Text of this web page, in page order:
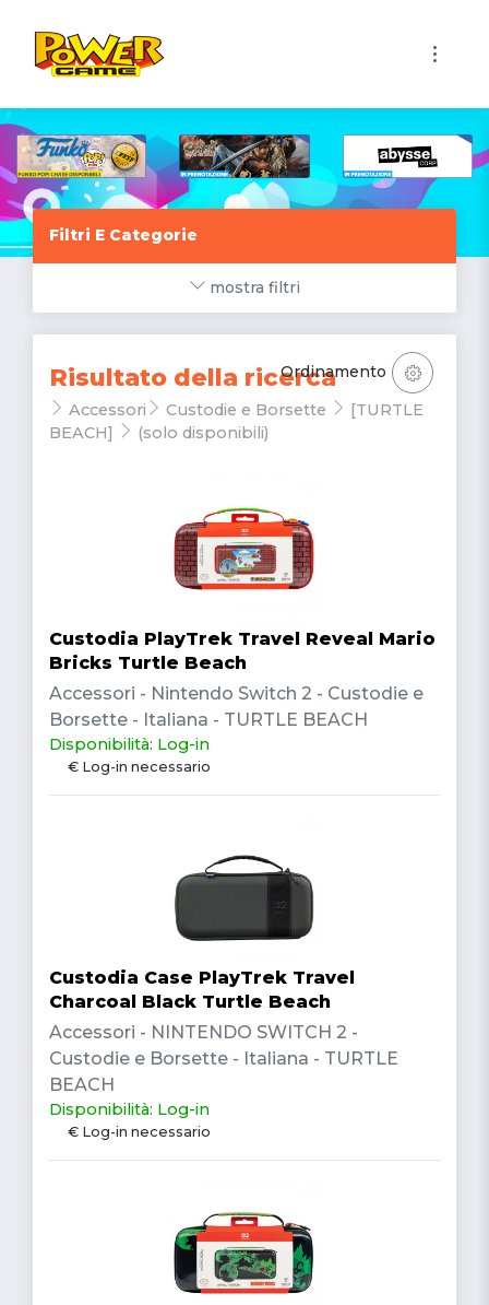
Filtri E Categorie
mostra filtri
Risultato della ricerca
Accessori Custodie e Borsette
[TURTLE
BEACH]
(solo disponibili)
Ordinamento
Custodia PlayTrek Travel Reveal Mario
Bricks Turtle Beach
Accessori - Nintendo Switch 2 - Custodie e
Borsette - Italiana - TURTLE BEACH
Disponibilità: Log-in
€ Log-in necessario
Custodia Case PlayTrek Travel
Charcoal Black Turtle Beach
Accessori - NINTENDO SWITCH 2 -
Custodie e Borsette - Italiana - TURTLE
BEACH
Disponibilità: Log-in
€ Log-in necessario